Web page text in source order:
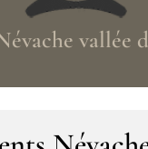
vallée